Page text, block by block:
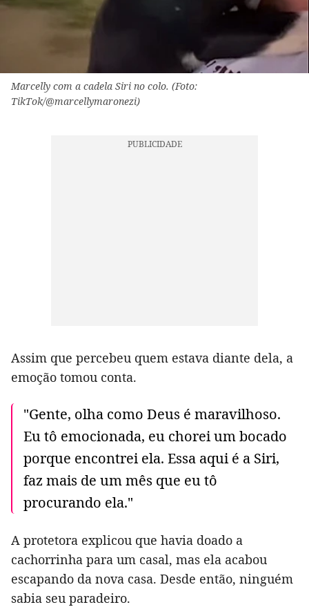
Marcelly com a cadela Siri no colo. (Foto:
TikTok/@marcellymaronezi)
Assim que percebeu quem estava diante dela, a
emoção tomou conta.
"Gente, olha como Deus é maravilhoso.
Eu tô emocionada, eu chorei um bocado
porque encontrei ela. Essa aqui é a Siri,
faz mais de um mês que eu tô
procurando ela."
A protetora explicou que havia doado a
cachorrinha para um casal, mas ela acabou
escapando da nova casa. Desde então, ninguém
sabia seu paradeiro.